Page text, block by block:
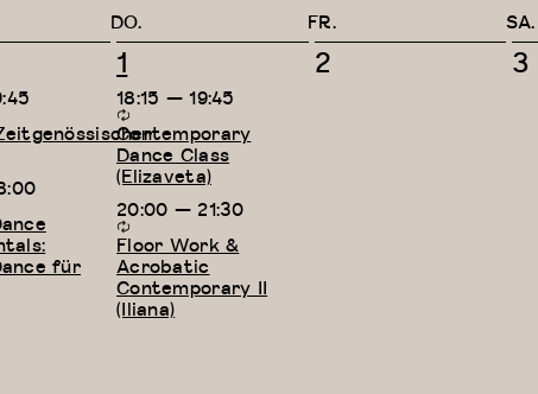
DO. FR. SA.
für
2
Veranstaltungen,
1
18:15 — 19:45
Contemporary
Dance Class
(Elizaveta)
20:00 — 21:30
Floor Work &
Acrobatic
Contemporary II
(Iliana)
0
2 0
3